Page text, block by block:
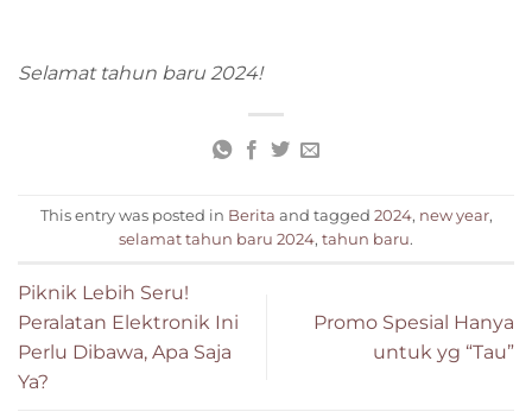
Selamat tahun baru 2024!
This entry was posted in Berita and tagged 2024, new year,
selamat tahun baru 2024, tahun baru.
Piknik Lebih Seru!
Peralatan Elektronik Ini
Perlu Dibawa, Apa Saja
Ya?
Promo Spesial Hanya
untuk yg “Tau”